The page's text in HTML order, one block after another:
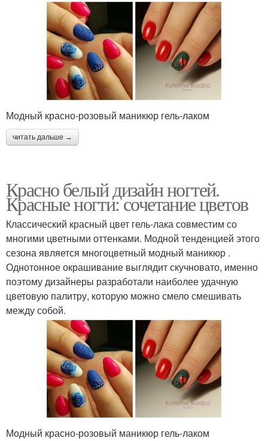
Модный красно-розовый маникюр гель-лаком
читать дальше →
Красно белый дизайн ногтей.
Красные ногти: сочетание цветов
Классический красный цвет гель-лака совместим со
многими цветными оттенками. Модной тенденцией этого
сезона является многоцветный модный маникюр .
Однотонное окрашивание выглядит скучновато, именно
поэтому дизайнеры разработали наиболее удачную
цветовую палитру, которую можно смело смешивать
между собой.
Модный красно-розовый маникюр гель-лаком